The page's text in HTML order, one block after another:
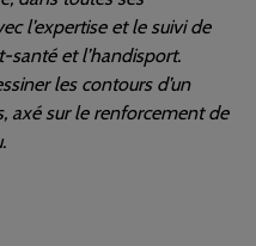
l’expertise et le suivi de
santé et l’handisport.
les contours d’un
axé sur le renforcement de